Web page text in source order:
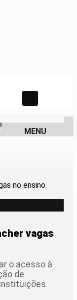
EM LISTA
MENU
vagas
o acesso à
de